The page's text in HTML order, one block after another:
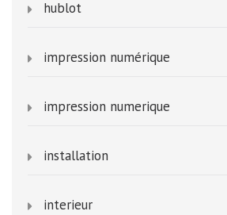
hublot
impression numérique
impression numerique
installation
interieur